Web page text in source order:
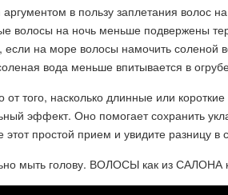
в пользу заплетания волос
волосы на ночь меньше подвержены
если на море волосы намочить
вода меньше впитывается в
от того, насколько длинные или
эффект. Оно помогает сохранить
этот простой прием и увидите разницу в
мыть голову. ВОЛОСЫ как из САЛОНА